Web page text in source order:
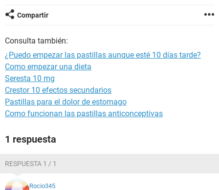
Compartir
Consulta también:
¿Puedo empezar las pastillas aunque esté 10 días tarde?
Como empezar una dieta
Seresta 10 mg
Crestor 10 efectos secundarios
Pastillas para el dolor de estomago
Como funcionan las pastillas anticonceptivas
1 respuesta
RESPUESTA 1 / 1
Rocio345